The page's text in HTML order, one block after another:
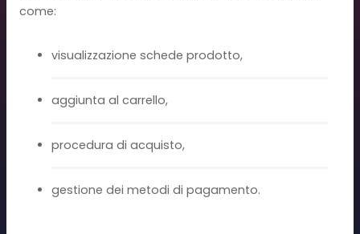
come:
visualizzazione schede prodotto,
aggiunta al carrello,
procedura di acquisto,
gestione dei metodi di pagamento.